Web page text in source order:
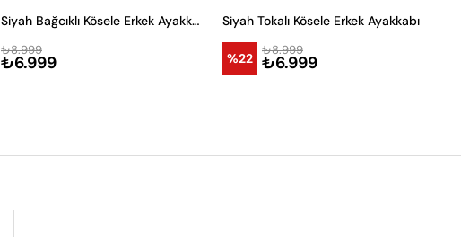
Rugan Siyah Bağcıklı Kösele Erkek Ayakkabı
₺6.999
₺8.999
Siyah Tokalı Kösele Erkek Ayakkabı
%22 ₺6.999
₺8.999